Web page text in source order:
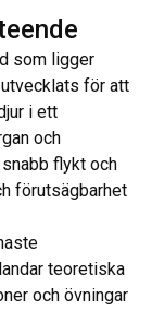
som ligger
för att
i ett
och
flykt och
förutsägbarhet
teoretiska
och övningar